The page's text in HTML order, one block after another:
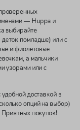
— Huppa и
выбирайте
помладше) или с
и фиолетовые
а мальчики
узорами или с
доставкой в
опций на выбор)
покупок!